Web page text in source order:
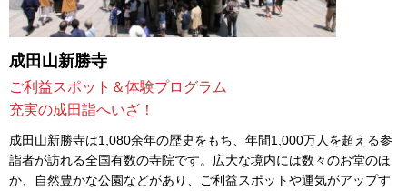
成田山新勝寺
ご利益スポット＆体験プログラム
充実の成田詣へいざ！
成田山新勝寺は1,080余年の歴史をもち、年間1,000万人を超える参
詣者が訪れる全国有数の寺院です。広大な境内には数々のお堂のほ
か、自然豊かな公園などがあり、ご利益スポットや運気がアップす